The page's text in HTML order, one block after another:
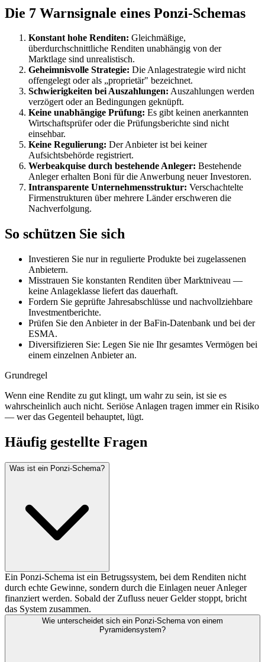
Die 7 Warnsignale eines Ponzi-Schemas
Konstant hohe Renditen: Gleichmäßige,
überdurchschnittliche Renditen unabhängig von der
Marktlage sind unrealistisch.
Geheimnisvolle Strategie: Die Anlagestrategie wird nicht
offengelegt oder als „proprietär" bezeichnet.
Schwierigkeiten bei Auszahlungen: Auszahlungen werden
verzögert oder an Bedingungen geknüpft.
Keine unabhängige Prüfung: Es gibt keinen anerkannten
Wirtschaftsprüfer oder die Prüfungsberichte sind nicht
einsehbar.
Keine Regulierung: Der Anbieter ist bei keiner
Aufsichtsbehörde registriert.
Werbeakquise durch bestehende Anleger: Bestehende
Anleger erhalten Boni für die Anwerbung neuer Investoren.
Intransparente Unternehmensstruktur: Verschachtelte
Firmenstrukturen über mehrere Länder erschweren die
Nachverfolgung.
So schützen Sie sich
Investieren Sie nur in regulierte Produkte bei zugelassenen
Anbietern.
Misstrauen Sie konstanten Renditen über Marktniveau —
keine Anlageklasse liefert das dauerhaft.
Fordern Sie geprüfte Jahresabschlüsse und nachvollziehbare
Investmentberichte.
Prüfen Sie den Anbieter in der BaFin-Datenbank und bei der
ESMA.
Diversifizieren Sie: Legen Sie nie Ihr gesamtes Vermögen bei
einem einzelnen Anbieter an.
Grundregel
Wenn eine Rendite zu gut klingt, um wahr zu sein, ist sie es
wahrscheinlich auch nicht. Seriöse Anlagen tragen immer ein Risiko
— wer das Gegenteil behauptet, lügt.
Häufig gestellte Fragen
Was ist ein Ponzi-Schema?
Ein Ponzi-Schema ist ein Betrugssystem, bei dem Renditen nicht
durch echte Gewinne, sondern durch die Einlagen neuer Anleger
finanziert werden. Sobald der Zufluss neuer Gelder stoppt, bricht
das System zusammen.
Wie unterscheidet sich ein Ponzi-Schema von einem
Pyramidensystem?